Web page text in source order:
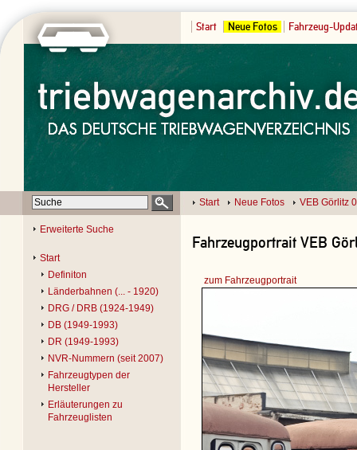
Start Neue Fotos Fahrzeug-
Start Neue Fotos VEB Görlitz
Erweiterte Suche
Start
Definiton
Länderbahnen (... - 1920)
DRG / DRB (1924-1949)
DB (1949-1993)
DR (1949-1993)
NVR-Nummern (seit 2007)
Fahrzeugtypen der
Hersteller
Erläuterungen zu
Fahrzeuglisten
Fahrzeugportrait VEB
zum Fahrzeugportrait